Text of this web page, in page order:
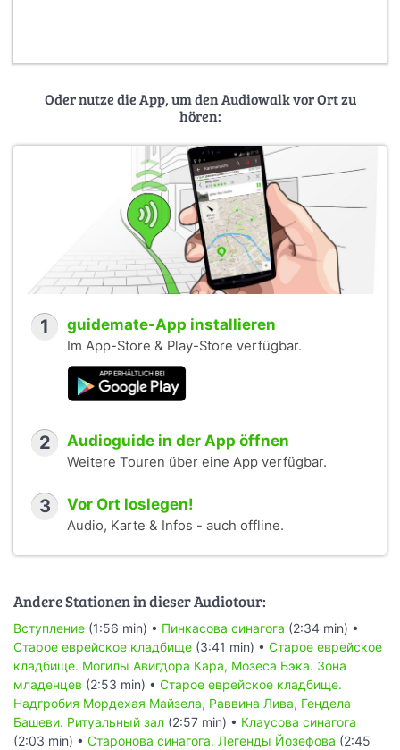
Надпись на стене справа - цитата из предпоследнего
соблюдай, потому что в этом всё для человека”. Эта
фраза встречает приходящих в синагогу. Ее же
располагаются синагогальные часы, указывающие
изменяющееся время трех дневных молитв:
утренней-шахарид, послеполуденной - минха и
вечерней - маариф.
Если вы двигаетесь по оригинальному авторскому
маршруту, то после посещения и осмотра Староновой
синагоги следующей вашей остановкой будет
Staronova synagoga, predsin
Interior of Alt-neu Schul
domain)
BY 2.0)
Oder nutze die App, um den Audiowalk vor Ort zu
hören:
1 guidemate-App installieren
Im App-Store & Play-Store verfügbar.
2 Audioguide in der App öffnen
Weitere Touren über eine App verfügbar.
3 Vor Ort loslegen!
Audio, Karte & Infos - auch offline.
Andere Stationen in dieser Audiotour:
Вступление (1:56 min) • Пинкасова синагога (2:34 min) •
Старое еврейское кладбище (3:41 min) • Старое еврейское
кладбище. Могилы Авигдора Кара, Мозеса Бэка. Зона
младенцев (2:53 min) • Старое еврейское кладбище.
Надгробия Мордехая Майзела, Раввина Лива, Гендела
Башеви. Ритуальный зал (2:57 min) • Клаусова синагога
(2:03 min) • Старонова синагога. Легенды Йозефова (2:45